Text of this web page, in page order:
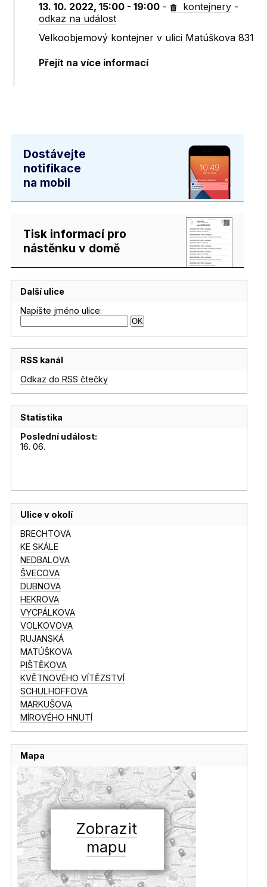
13. 10. 2022, 15:00 - 19:00 - kontejnery -
odkaz na událost
Velkoobjemový kontejner v ulici Matúškova 831
Přejít na více informací
Dostávejte
notifikace
na mobil
Tisk informací pro
nástěnku v domě
Další ulice
Napište jméno ulice:
RSS kanál
Odkaz do RSS čtečky
Statistika
Poslední událost:
16. 06.
Ulice v okolí
BRECHTOVA
KE SKÁLE
NEDBALOVA
ŠVECOVA
DUBNOVA
HEKROVA
VYCPÁLKOVA
VOLKOVOVA
RUJANSKÁ
MATÚŠKOVA
PIŠTĚKOVA
KVĚTNOVÉHO VÍTĚZSTVÍ
SCHULHOFFOVA
MARKUŠOVA
MÍROVÉHO HNUTÍ
Mapa
Zobrazit
mapu